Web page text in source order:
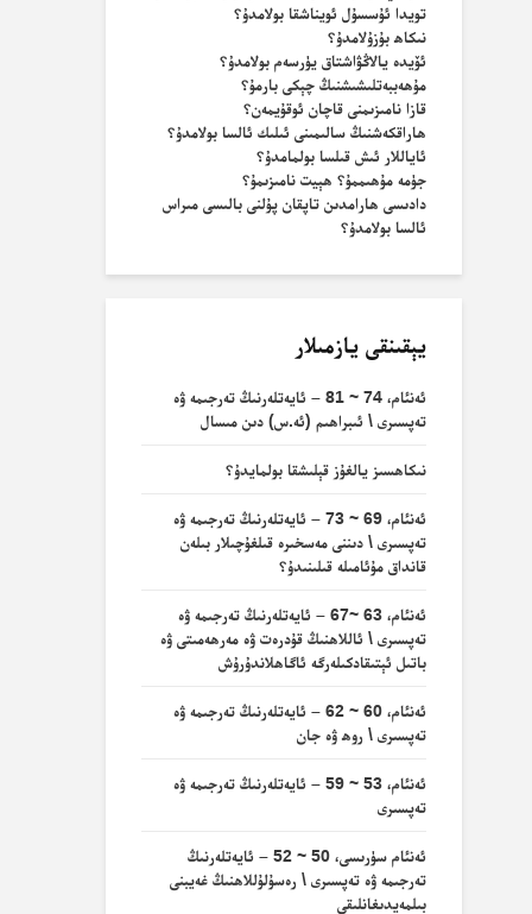
تويدا ئۇسسۇل ئويناشقا بولامدۇ؟
نىكاھ بۇزۇلامدۇ؟
ئۆيدە يالاڭۋاشتاق يۈرسەم بولامدۇ؟
مۇھەببەتلىشىشنىڭ چېكى بارمۇ؟
قازا نامىزىمنى قاچان ئوقۇيمەن؟
ھاراقكەشنىڭ سالىمىنى ئىلىك ئالسا بولامدۇ؟
ئاياللار ئىش قىلسا بولمامدۇ؟
جۈمە مۇھىممۇ؟ ھېيت نامىزىمۇ؟
دادىسى ھارامدىن تاپقان پۇلنى بالىسى مىراس
ئالسا بولامدۇ؟
يېقىنقى يازمىلار
ئەنئام، 74 ~ 81 – ئايەتلەرنىڭ تەرجىمە ۋە
تەپسىرى \ ئىبراھىم (ئە.س) دىن مىسال
نىكاھسىز يالغۇز قېلىشقا بولمايدۇ؟
ئەنئام، 69 ~ 73 – ئايەتلەرنىڭ تەرجىمە ۋە
تەپسىرى \ دىننى مەسخىرە قىلغۇچىلار بىلەن
قانداق مۇئامىلە قىلىنىدۇ؟
ئەنئام، 63 ~67 – ئايەتلەرنىڭ تەرجىمە ۋە
تەپسىرى \ ئاللاھنىڭ قۇدرەت ۋە مەرھەمىتى ۋە
باتىل ئېتىقادكىلەرگە ئاگاھلاندۇرۇش
ئەنئام، 60 ~ 62 – ئايەتلەرنىڭ تەرجىمە ۋە
تەپسىرى \ روھ ۋە جان
ئەنئام، 53 ~ 59 – ئايەتلەرنىڭ تەرجىمە ۋە
تەپسىرى
ئەنئام سۈرىسى، 50 ~ 52 – ئايەتلەرنىڭ
تەرجىمە ۋە تەپسىرى \ رەسۇلۇللاھنىڭ غەيبنى
بىلمەيدىغانلىقى